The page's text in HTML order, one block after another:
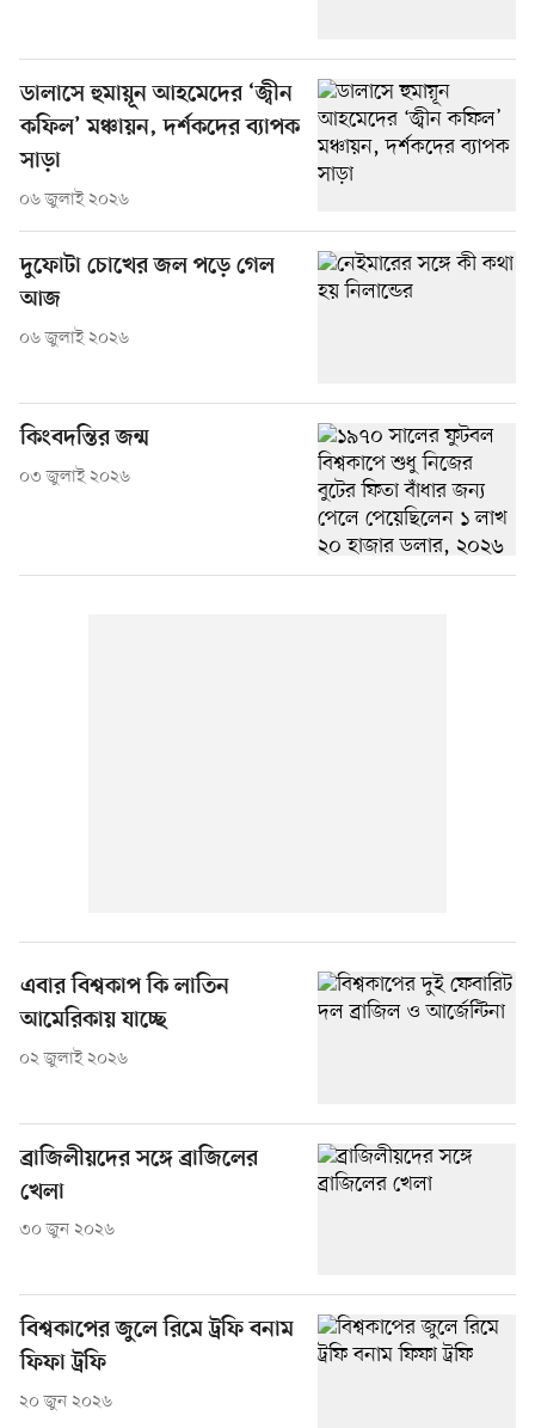
ডালাসে হুমায়ূন আহমেদের ‘জ্বীন
কফিল’ মঞ্চায়ন, দর্শকদের ব্যাপক
সাড়া
০৬ জুলাই ২০২৬
দুফোটা চোখের জল পড়ে গেল
আজ
০৬ জুলাই ২০২৬
কিংবদন্তির জন্ম
০৩ জুলাই ২০২৬
এবার বিশ্বকাপ কি লাতিন
আমেরিকায় যাচ্ছে
০২ জুলাই ২০২৬
ব্রাজিলীয়দের সঙ্গে ব্রাজিলের
খেলা
৩০ জুন ২০২৬
বিশ্বকাপের জুলে রিমে ট্রফি বনাম
ফিফা ট্রফি
২০ জুন ২০২৬